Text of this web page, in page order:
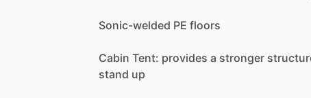
Sonic-welded PE floors
Cabin Tent: provides a stronger
stand up